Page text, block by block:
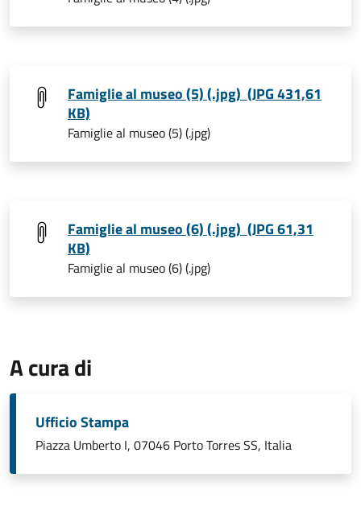
Famiglie al museo (5) (.jpg) (JPG 431,61
KB)
Famiglie al museo (5) (.jpg)
Famiglie al museo (6) (.jpg) (JPG 61,31
KB)
Famiglie al museo (6) (.jpg)
A cura di
Ufficio Stampa
Piazza Umberto I, 07046 Porto Torres SS, Italia